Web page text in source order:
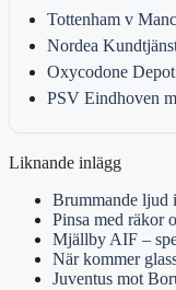
Tottenham v
Nordea
Oxycodone
PSV Eindhoven
Liknande inlägg
Brummande ljud
Pinsa med räkor
Mjällby AIF –
När kommer
Juventus mot